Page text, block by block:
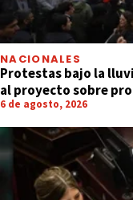
NACIONALES
Protestas bajo la
al proyecto sobre
6 de agosto, 2026